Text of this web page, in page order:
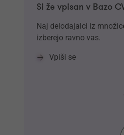
Si že vpisan v Bazo
Naj delodajalci iz
izberejo ravno vas.
Vpiši se